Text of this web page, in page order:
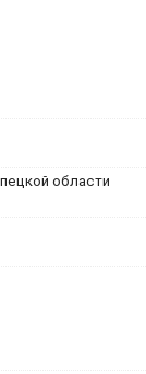
области